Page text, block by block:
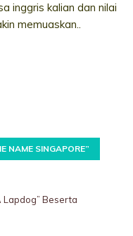
inggris kalian dan nilai
memuaskan..
NAME SINGAPORE”
Lapdog” Beserta